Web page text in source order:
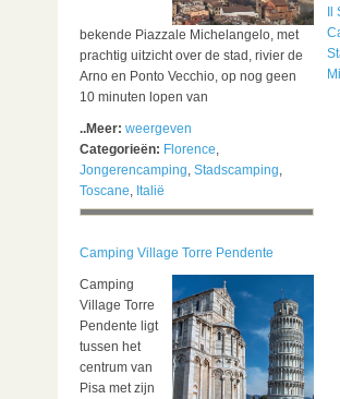
bekende Piazzale Michelangelo, met
prachtig uitzicht over de stad, rivier de
Arno en Ponto Vecchio, op nog geen
10 minuten lopen van
..Meer: weergeven
Categorieën: Florence,
Jongerencamping, Stadscamping,
Toscane, Italië
Camping Village Torre Pendente
Camping
Village Torre
Pendente ligt
tussen het
centrum van
Pisa met zijn